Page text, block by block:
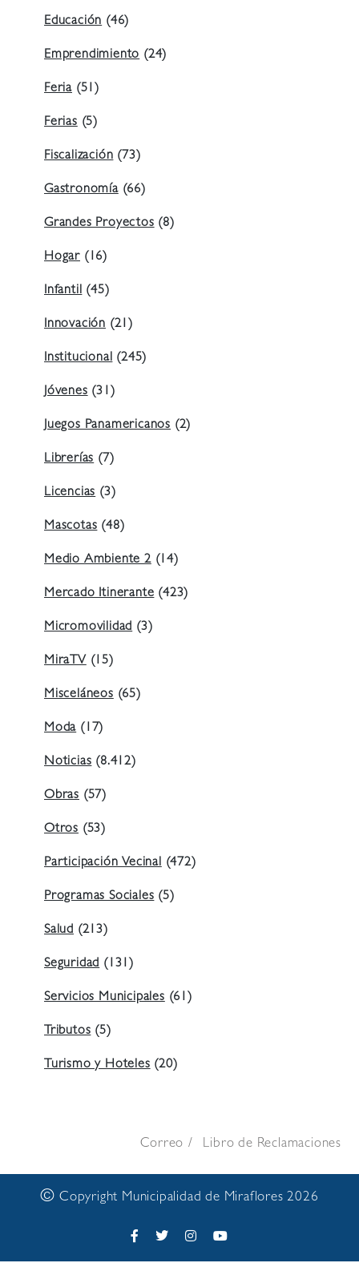
Educación(46)
Emprendimiento(24)
Feria (51)
Ferias(5)
Fiscalización(73)
Gastronomía(66)
Grandes Proyectos(8)
Hogar (16)
Infantil(45)
Innovación (21)
Institucional(245)
Jóvenes(31)
Juegos Panamericanos (2)
Librerías(7)
Licencias(3)
Mascotas(48)
Medio Ambiente 2(14)
Mercado Itinerante(423)
Micromovilidad(3)
MiraTV(15)
Misceláneos(65)
Moda(17)
Noticias(8.412)
Obras (57)
Otros (53)
Participación Vecinal(472)
Programas Sociales(5)
Salud (213)
Seguridad(131)
Servicios Municipales(61)
Tributos(5)
Turismo y Hoteles(20)
Correo Libro de Reclamaciones
© Copyright Municipalidad de Miraflores 2026